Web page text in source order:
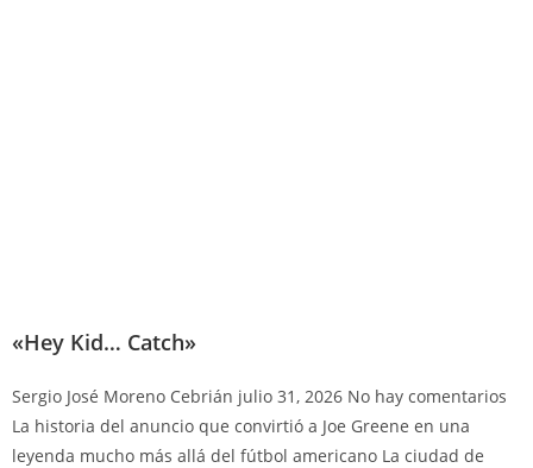
«Hey Kid… Catch»
Sergio José Moreno Cebrián julio 31, 2026 No hay comentarios
La historia del anuncio que convirtió a Joe Greene en una
leyenda mucho más allá del fútbol americano La ciudad de